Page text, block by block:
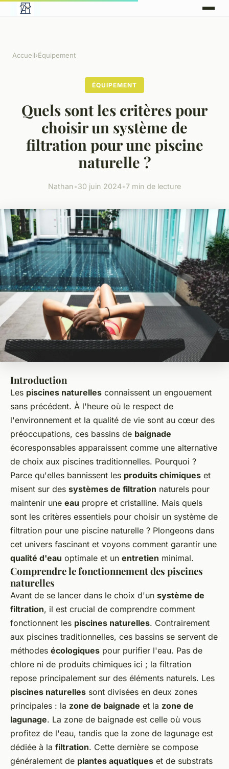
Accueil›Équipement
ÉQUIPEMENT
Quels sont les critères pour
choisir un système de
filtration pour une piscine
naturelle ?
Nathan•30 juin 2024•7 min de lecture
Introduction
Les piscines naturelles connaissent un engouement
sans précédent. À l'heure où le respect de
l'environnement et la qualité de vie sont au cœur des
préoccupations, ces bassins de baignade
écoresponsables apparaissent comme une alternative
de choix aux piscines traditionnelles. Pourquoi ?
Parce qu'elles bannissent les produits chimiques et
misent sur des systèmes de filtration naturels pour
maintenir une eau propre et cristalline. Mais quels
sont les critères essentiels pour choisir un système de
filtration pour une piscine naturelle ? Plongeons dans
cet univers fascinant et voyons comment garantir une
qualité d'eau optimale et un entretien minimal.
Comprendre le fonctionnement des piscines
naturelles
Avant de se lancer dans le choix d'un système de
filtration, il est crucial de comprendre comment
fonctionnent les piscines naturelles. Contrairement
aux piscines traditionnelles, ces bassins se servent de
méthodes écologiques pour purifier l'eau. Pas de
chlore ni de produits chimiques ici ; la filtration
repose principalement sur des éléments naturels. Les
piscines naturelles sont divisées en deux zones
principales : la zone de baignade et la zone de
lagunage. La zone de baignade est celle où vous
profitez de l'eau, tandis que la zone de lagunage est
dédiée à la filtration. Cette dernière se compose
généralement de plantes aquatiques et de substrats